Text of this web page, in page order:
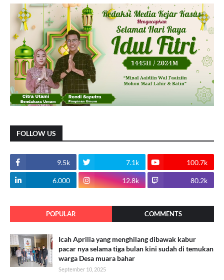
FOLLOW US
9.5k 7.1k 100.7k
6.000 12.8k 80.2k
POPULAR COMMENTS
Icah Aprilia yang menghilang dibawak kabur
pacar nya selama tiga bulan kini sudah di temukan
warga Desa muara bahar
September 10, 2025